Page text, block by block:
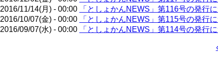
2016/11/14(月) - 00:00
「としょかんNEWS」第116号の発行
2016/10/07(金) - 00:00
「としょかんNEWS」第115号の発行
2016/09/07(水) - 00:00
「としょかんNEWS」第114号の発行